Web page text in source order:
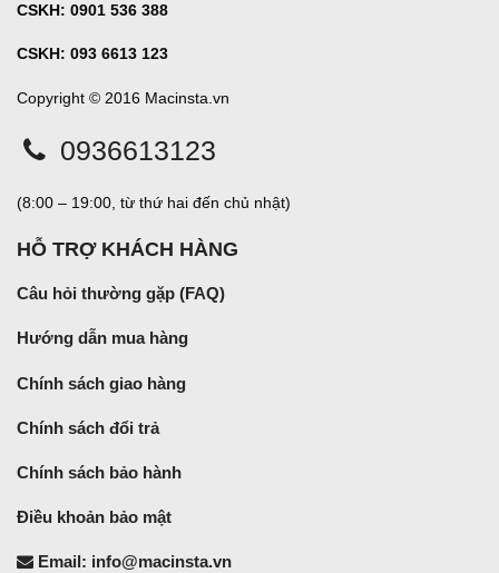
CSKH: 0901 536 388
CSKH: 093 6613 123
Copyright © 2016 Macinsta.vn
0936613123
(8:00 – 19:00, từ thứ hai đến chủ nhật)
HỖ TRỢ KHÁCH HÀNG
Câu hỏi thường gặp (FAQ)
Hướng dẫn mua hàng
Chính sách giao hàng
Chính sách đổi trả
Chính sách bảo hành
Điều khoản bảo mật
Email: info@macinsta.vn